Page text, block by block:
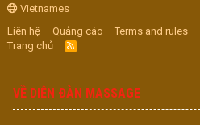
Vietnames
Liên hệ
Quảng cáo Terms and rules
Trang chủ
R
S
VỀ DIỄN ĐÀN MASSAGE